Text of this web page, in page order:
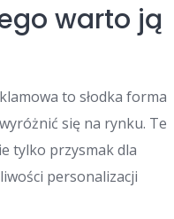
warto ją
to słodka forma
się na rynku. Te
tylko przysmak dla
personalizacji